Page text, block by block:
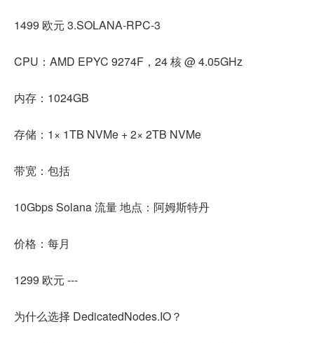
1499 欧元 3.SOLANA-RPC-3
CPU：AMD EPYC 9274F，24 核 @ 4.05GHz
内存：1024GB
存储：1× 1TB NVMe + 2× 2TB NVMe
带宽：包括
10Gbps Solana 流量 地点：阿姆斯特丹
价格：每月
1299 欧元 ---
为什么选择 DedicatedNodes.IO？